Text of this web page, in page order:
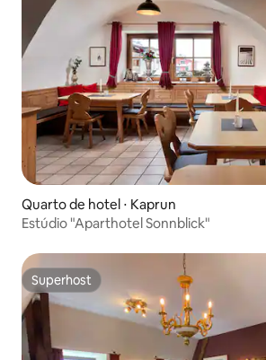
Quarto de hotel ⋅ Kaprun
Estúdio "Aparthotel Sonnblick"
Superhost
Superhost